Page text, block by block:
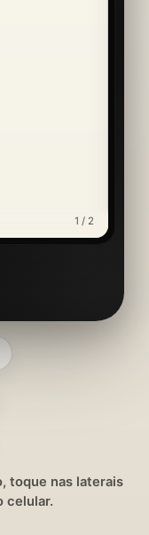
1 / 2
toque nas laterais
celular.